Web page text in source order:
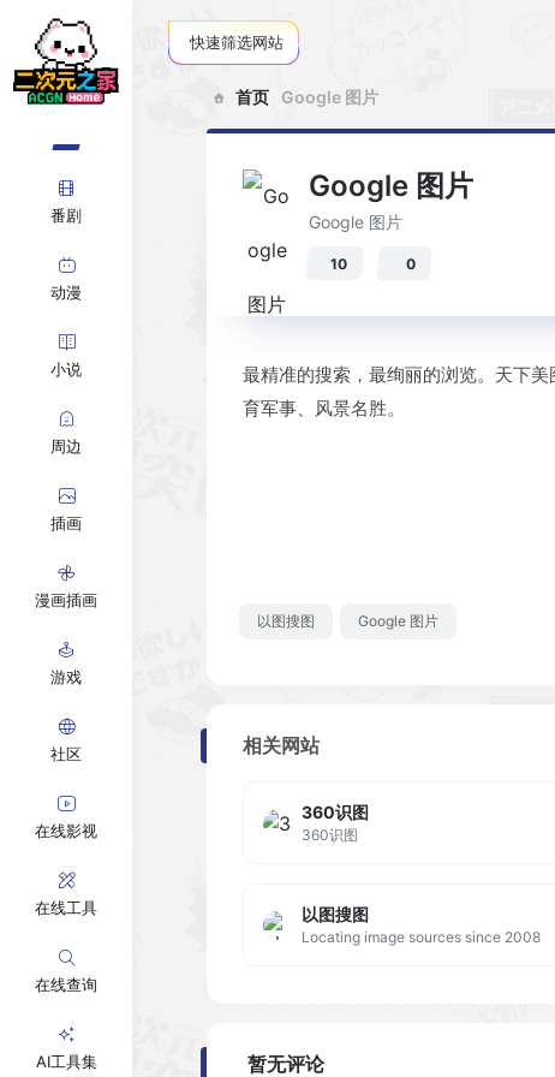
番剧
动漫
小说
周边
插画
漫画插画
游戏
社区
在线影视
在线工具
在线查询
AI工具集
快速筛选网站
首页 Google 图片
Google 图片
Google 图片
10 0
最精准的搜索，最绚丽的浏览。天下
育军事、风景名胜。
以图搜图 Google 图片
相关网站
360识图
360识图
以图搜图
Locating image sources since 2008
暂无评论